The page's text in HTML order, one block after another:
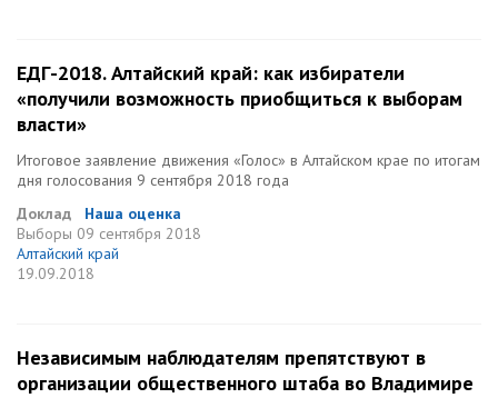
ЕДГ-2018. Алтайский край: как избиратели
«получили возможность приобщиться к выборам
власти»
Итоговое заявление движения «Голос» в Алтайском крае по итогам
дня голосования 9 сентября 2018 года
Доклад
Наша оценка
Выборы 09 сентября 2018
Алтайский край
19.09.2018
Независимым наблюдателям препятствуют в
организации общественного штаба во Владимире